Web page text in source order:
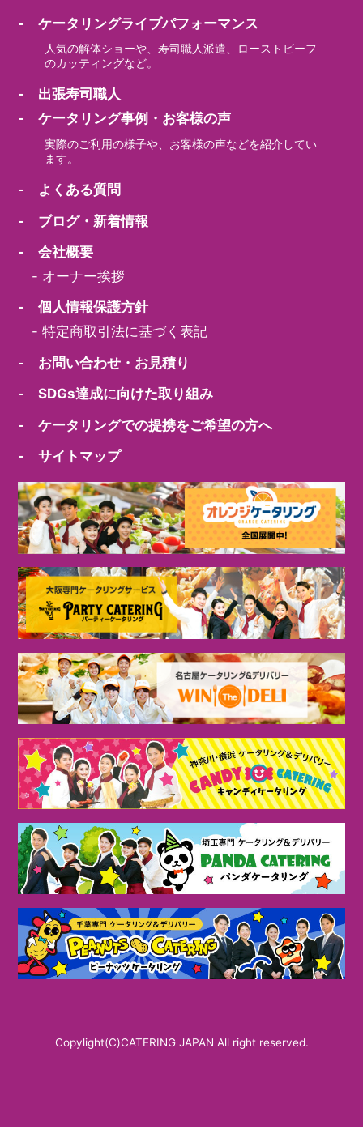
- ケータリングライブパフォーマンス
人気の解体ショーや、寿司職人派遣、ローストビーフ
のカッティングなど。
- 出張寿司職人
- ケータリング事例・お客様の声
実際のご利用の様子や、お客様の声などを紹介してい
ます。
- よくある質問
- ブログ・新着情報
- 会社概要
- オーナー挨拶
- 個人情報保護方針
-特定商取引法に基づく表記
- お問い合わせ・お見積り
- SDGs達成に向けた取り組み
- ケータリングでの提携をご希望の方へ
- サイトマップ
Copylight(C)CATERING JAPAN All right reserved.